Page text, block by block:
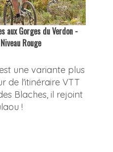
aux Gorges du Verdon -
Rouge
une variante plus
de l'itinéraire VTT
Blaches, il rejoint
!